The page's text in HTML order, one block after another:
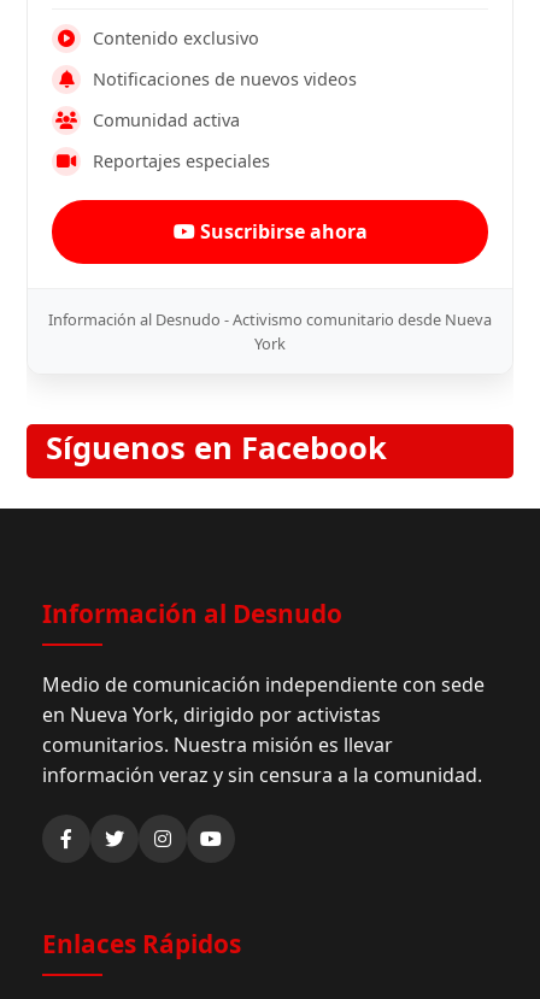
Contenido exclusivo
Notificaciones de nuevos videos
Comunidad activa
Reportajes especiales
Suscribirse ahora
Información al Desnudo - Activismo comunitario desde Nueva
York
Síguenos en Facebook
Información al Desnudo
Medio de comunicación independiente con sede
en Nueva York, dirigido por activistas
comunitarios. Nuestra misión es llevar
información veraz y sin censura a la comunidad.
Enlaces Rápidos